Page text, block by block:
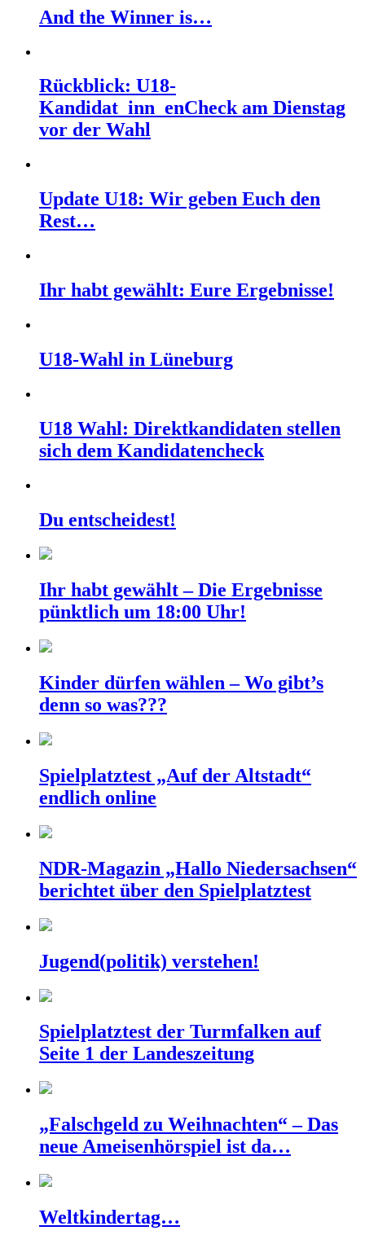
And the Winner is…
Rückblick: U18-
Kandidat_inn_enCheck am Dienstag
vor der Wahl
Update U18: Wir geben Euch den
Rest…
Ihr habt gewählt: Eure Ergebnisse!
U18-Wahl in Lüneburg
U18 Wahl: Direktkandidaten stellen
sich dem Kandidatencheck
Du entscheidest!
Ihr habt gewählt – Die Ergebnisse
pünktlich um 18:00 Uhr!
Kinder dürfen wählen – Wo gibt’s
denn so was???
Spielplatztest „Auf der Altstadt“
endlich online
NDR-Magazin „Hallo Niedersachsen“
berichtet über den Spielplatztest
Jugend(politik) verstehen!
Spielplatztest der Turmfalken auf
Seite 1 der Landeszeitung
„Falschgeld zu Weihnachten“ – Das
neue Ameisenhörspiel ist da…
Weltkindertag…